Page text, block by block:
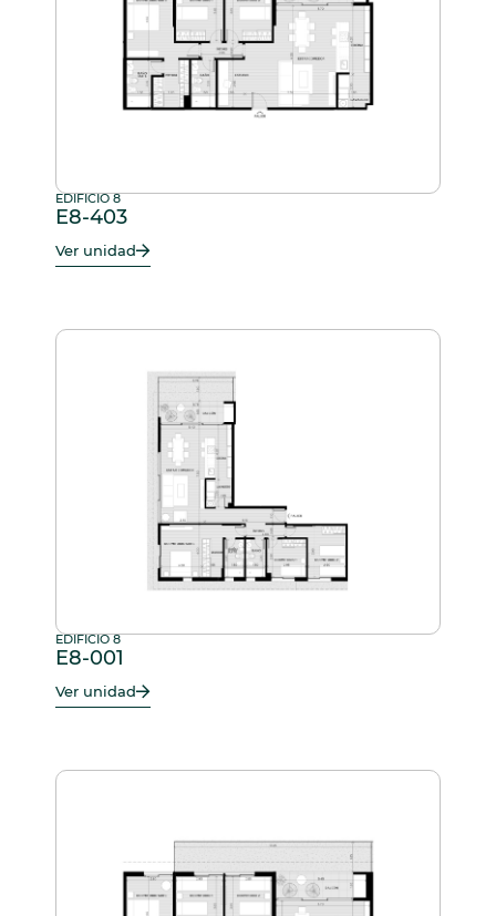
EDIFICIO 8
E8-403
Ver unidad
EDIFICIO 8
E8-001
Ver unidad